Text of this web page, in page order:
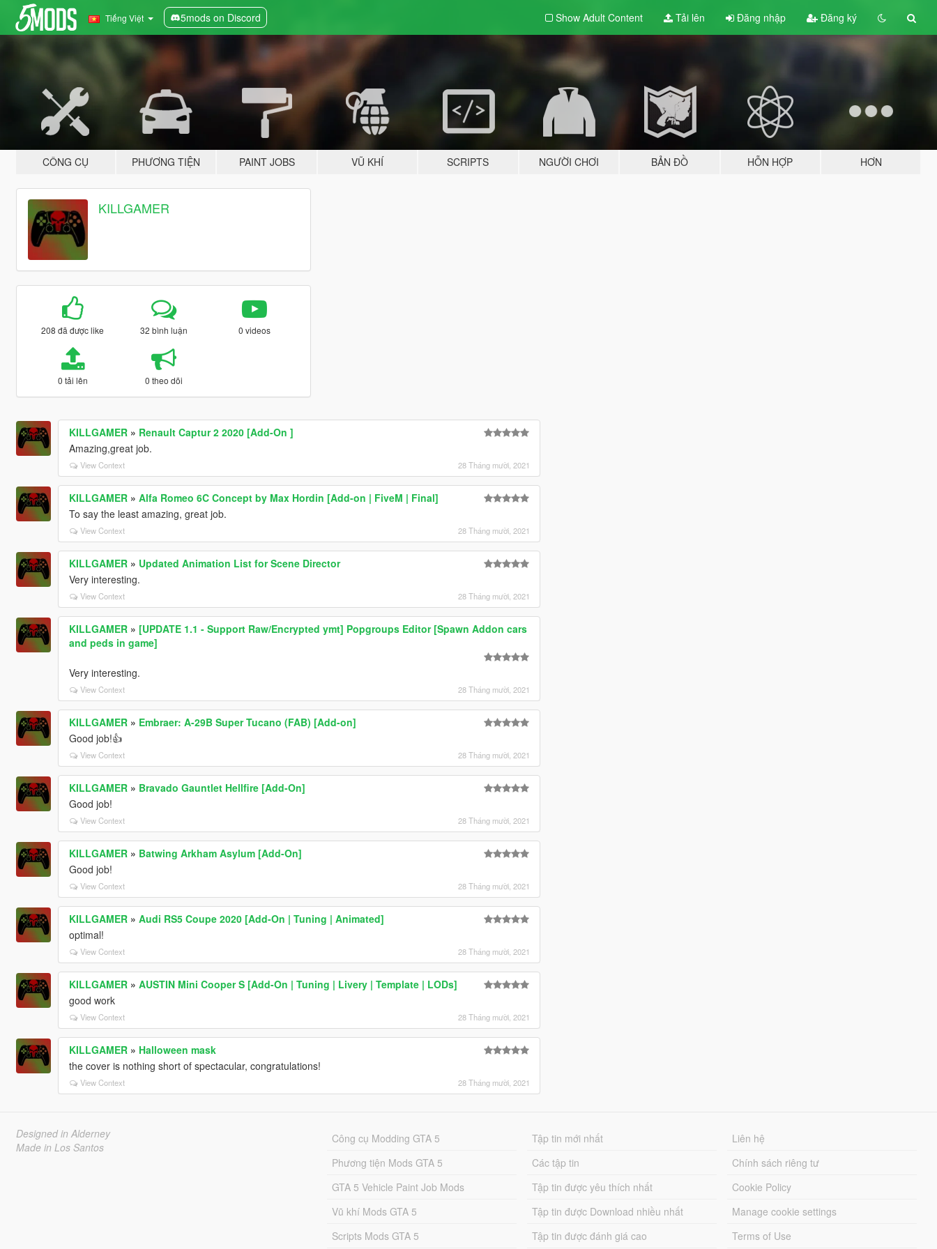
Tiếng Việt 5mods on Discord Show Adult Content Tải lên Đăng nhập Đăng ký
CÔNG CỤ PHƯƠNG TIỆN PAINT JOBS VŨ KHÍ SCRIPTS NGƯỜI CHƠI BẢN ĐỒ HỖN HỢP HƠN
KILLGAMER
208 đã được like 32 bình luận 0 videos
0 tải lên 0 theo dõi
KILLGAMER» Renault Captur 2 2020 [Add-On ]
Amazing,great job.
View Context 28 Tháng mười, 2021
KILLGAMER» Alfa Romeo 6C Concept by Max Hordin [Add-on | FiveM | Final]
To say the least amazing, great job.
View Context 28 Tháng mười, 2021
KILLGAMER» Updated Animation List for Scene Director
Very interesting.
View Context 28 Tháng mười, 2021
KILLGAMER» [UPDATE 1.1 - Support Raw/Encrypted ymt] Popgroups Editor [Spawn Addon cars
and peds in game]
Very interesting.
View Context 28 Tháng mười, 2021
KILLGAMER» Embraer: A-29B Super Tucano (FAB) [Add-on]
Good job!👍
View Context 28 Tháng mười, 2021
KILLGAMER» Bravado Gauntlet Hellfire [Add-On]
Good job!
View Context 28 Tháng mười, 2021
KILLGAMER» Batwing Arkham Asylum [Add-On]
Good job!
View Context 28 Tháng mười, 2021
KILLGAMER» Audi RS5 Coupe 2020 [Add-On | Tuning | Animated]
optimal!
View Context 28 Tháng mười, 2021
KILLGAMER» AUSTIN Mini Cooper S [Add-On | Tuning | Livery | Template | LODs]
good work
View Context 28 Tháng mười, 2021
KILLGAMER» Halloween mask
the cover is nothing short of spectacular, congratulations!
View Context 28 Tháng mười, 2021
Designed in Alderney
Made in Los Santos
Công cụ Modding GTA 5
Phương tiện Mods GTA 5
GTA 5 Vehicle Paint Job Mods
Vũ khí Mods GTA 5
Scripts Mods GTA 5
Tập tin mới nhất
Các tập tin
Tập tin được yêu thích nhất
Tập tin được Download nhiều nhất
Tập tin được đánh giá cao
Liên hệ
Chính sách riêng tư
Cookie Policy
Manage cookie settings
Terms of Use